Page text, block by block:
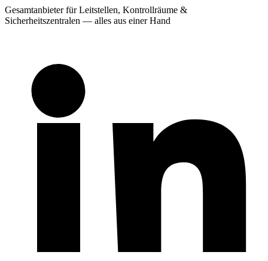
Gesamtanbieter für Leitstellen, Kontrollräume &
Sicherheitszentralen — alles aus einer Hand